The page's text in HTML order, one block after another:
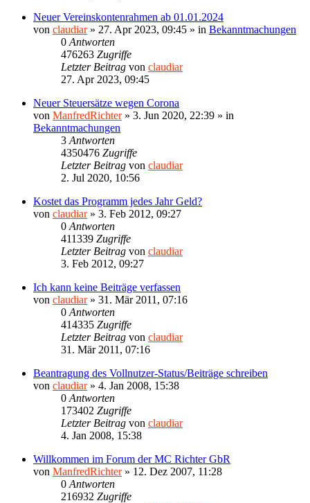
Neuer Vereinskontenrahmen ab 01.01.2024
von claudiar» 27. Apr 2023, 09:45 » in Bekanntmachungen
0 Antworten
476263 Zugriffe
Letzter Beitrag von claudiar
27. Apr 2023, 09:45
Neuer Steuersätze wegen Corona
von ManfredRichter» 3. Jun 2020, 22:39 » in
Bekanntmachungen
3 Antworten
4350476 Zugriffe
Letzter Beitrag von claudiar
2. Jul 2020, 10:56
Kostet das Programm jedes Jahr Geld?
von claudiar» 3. Feb 2012, 09:27
0 Antworten
411339 Zugriffe
Letzter Beitrag von claudiar
3. Feb 2012, 09:27
Ich kann keine Beiträge verfassen
von claudiar» 31. Mär 2011, 07:16
0 Antworten
414335 Zugriffe
Letzter Beitrag von claudiar
31. Mär 2011, 07:16
Beantragung des Vollnutzer-Status/Beiträge schreiben
von claudiar» 4. Jan 2008, 15:38
0 Antworten
173402 Zugriffe
Letzter Beitrag von claudiar
4. Jan 2008, 15:38
Willkommen im Forum der MC Richter GbR
von ManfredRichter» 12. Dez 2007, 11:28
0 Antworten
216932 Zugriffe